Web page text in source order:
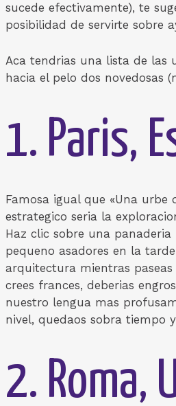
sucede efectivamente), te
posibilidad de servirte sobre
Aca tendri­as una lista de las
hacia el pelo dos novedosas
1. Paris,
Famosa igual que «Una
estrategico seri­a la
Haz clic sobre una
pequeno asadores en la
arquitectura mientras
crees frances, deberias
nuestro lengua mas
nivel, quedaos sobra tiempo
2. Roma,